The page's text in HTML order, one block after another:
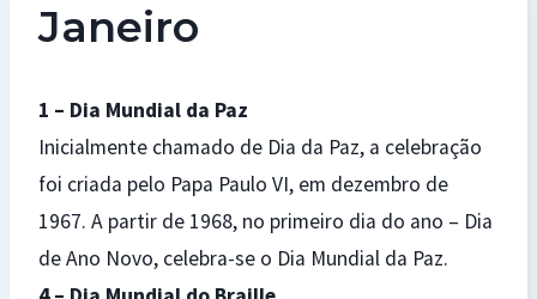
Janeiro
1 – Dia Mundial da Paz
Inicialmente chamado de Dia da Paz, a celebração
foi criada pelo Papa Paulo VI, em dezembro de
1967. A partir de 1968, no primeiro dia do ano – Dia
de Ano Novo, celebra-se o Dia Mundial da Paz.